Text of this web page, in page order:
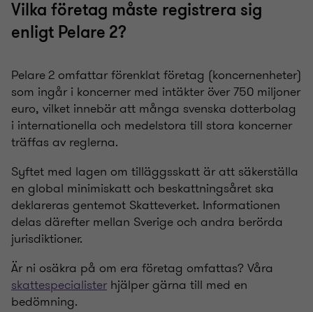
Vilka företag måste registrera sig
enligt Pelare 2?
Pelare 2 omfattar förenklat företag (koncernenheter)
som ingår i koncerner med intäkter över 750 miljoner
euro, vilket innebär att många svenska dotterbolag
i internationella och medelstora till stora koncerner
träffas av reglerna.
Syftet med lagen om tilläggsskatt är att säkerställa
en global minimiskatt och beskattningsåret ska
deklareras gentemot Skatteverket. Informationen
delas därefter mellan Sverige och andra berörda
jurisdiktioner.
Är ni osäkra på om era företag omfattas? Våra
skattespecialister hjälper gärna till med en
bedömning.